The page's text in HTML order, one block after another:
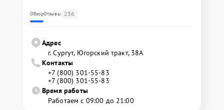
ОбзорОтзывы 236
Адрес
г. Сургут, Югорский тракт, 38А
Контакты
+7 (800) 301-55-83
+7 (800) 301-55-83
Время работы
Работаем с 09:00 до 21:00